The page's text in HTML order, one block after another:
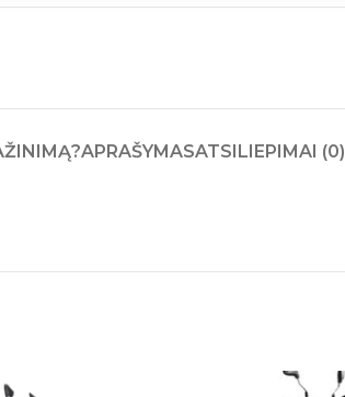
APRAŠYMASATSILIEPIMAI (0)